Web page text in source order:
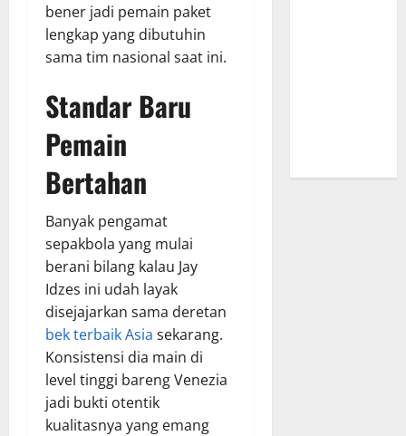
bener jadi pemain paket
lengkap yang dibutuhin
sama tim nasional saat ini.
Standar Baru
Pemain
Bertahan
Banyak pengamat
sepakbola yang mulai
berani bilang kalau Jay
Idzes ini udah layak
disejajarkan sama deretan
bek terbaik Asia sekarang.
Konsistensi dia main di
level tinggi bareng Venezia
jadi bukti otentik
kualitasnya yang emang